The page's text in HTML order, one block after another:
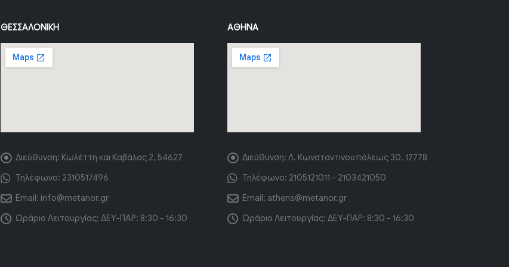
ΘΕΣΣΑΛΟΝΊΚΗ
Διεύθυνση: Κωλέττη και Καβάλας 2, 54627
Τηλέφωνο: 2310517496
Email: info@metanor.gr
Ωράριο Λειτουργίας: ΔΕΥ-ΠΑΡ: 8:30 - 16:30
ΑΘΉΝΑ
Διεύθυνση: Λ. Κωνσταντινουπόλεως 30, 17778
Τηλέφωνο: 2105121011 - 2103421050
Email: athens@metanor.gr
Ωράριο Λειτουργίας: ΔΕΥ-ΠΑΡ: 8:30 - 16:30